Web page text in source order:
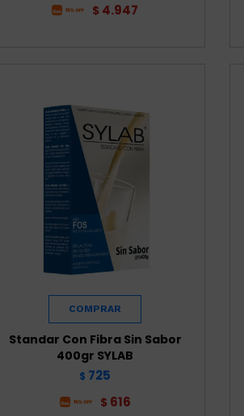
$ 4.947
Standar Con Fibra Sin Sabor
400gr SYLAB
$ 725
$ 616